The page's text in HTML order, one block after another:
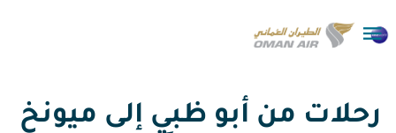

رحلات من أبو ظبي إلى ميونخ